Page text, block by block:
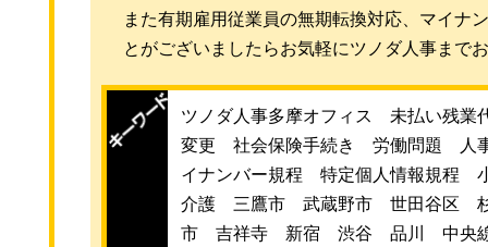
また有期雇用従業員の無期転換対応、マイナ
とがございましたらお気軽にツノダ人事まで
ツノダ人事多摩オフィス 未払い残
変更 社会保険手続き 労働問題 人
イナンバー規程 特定個人情報規
介護 三鷹市 武蔵野市 世田谷区
市 吉祥寺 新宿 渋谷 品川 中央